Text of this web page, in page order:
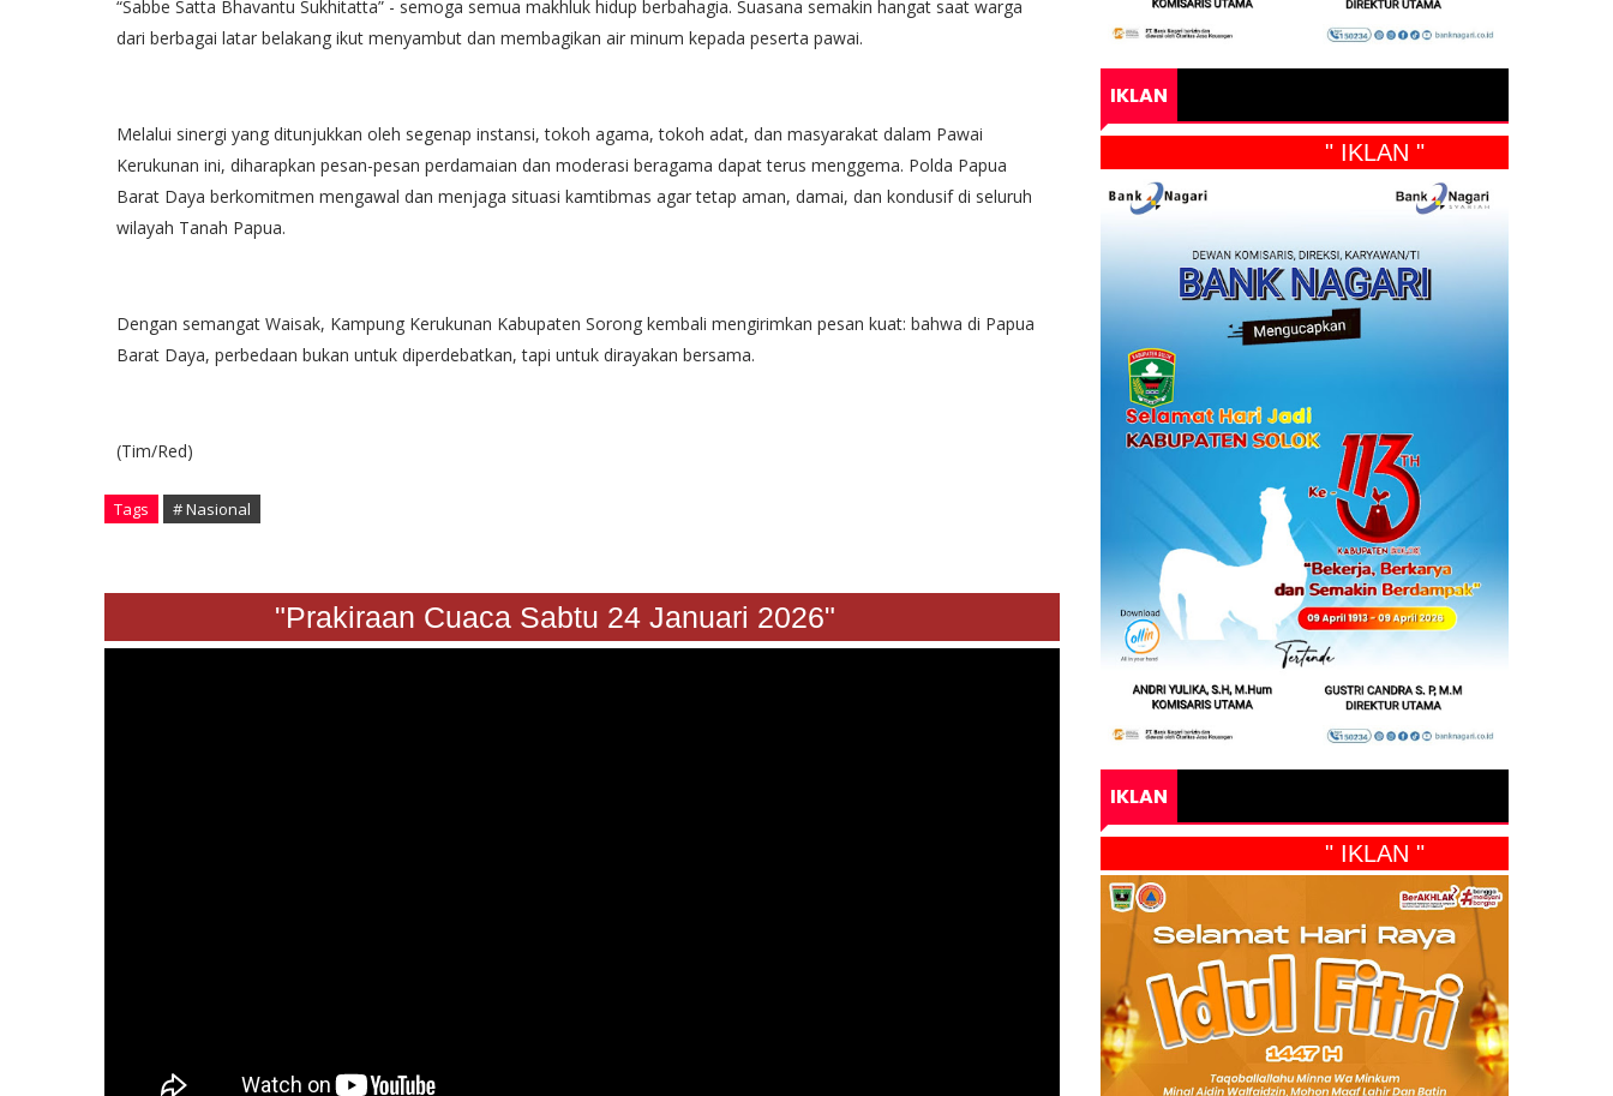
“Sabbe Satta Bhavantu Sukhitatta” - semoga semua makhluk hidup berbahagia. Suasana semakin hangat saat warga
dari berbagai latar belakang ikut menyambut dan membagikan air minum kepada peserta pawai.
Melalui sinergi yang ditunjukkan oleh segenap instansi, tokoh agama, tokoh adat, dan masyarakat dalam Pawai
Kerukunan ini, diharapkan pesan-pesan perdamaian dan moderasi beragama dapat terus menggema. Polda Papua
Barat Daya berkomitmen mengawal dan menjaga situasi kamtibmas agar tetap aman, damai, dan kondusif di seluruh
wilayah Tanah Papua.
Dengan semangat Waisak, Kampung Kerukunan Kabupaten Sorong kembali mengirimkan pesan kuat: bahwa di Papua
Barat Daya, perbedaan bukan untuk diperdebatkan, tapi untuk dirayakan bersama.
(Tim/Red)
Tags # Nasional
"Prakiraan Cuaca Sabtu 24 Januari 2026"
IKLAN
" IKLAN "
IKLAN
" IKLAN "